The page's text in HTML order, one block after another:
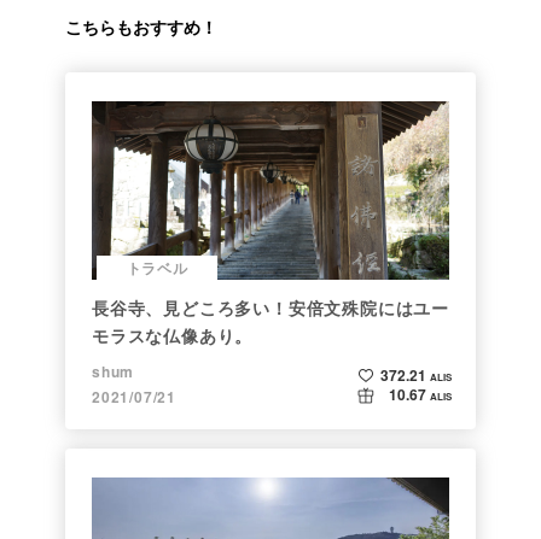
こちらもおすすめ！
トラベル
長谷寺、見どころ多い！安倍文殊院にはユー
モラスな仏像あり。
shum
2021/07/21
372.21 ALIS
10.67 ALIS